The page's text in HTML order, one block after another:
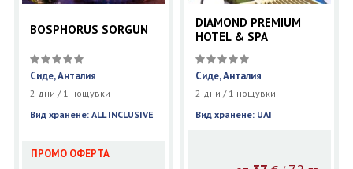
BOSPHORUS SORGUN
Сиде, Анталия
2 дни / 1 нощувки
Вид хранене: ALL INCLUSIVE
ПРОМО ОФЕРТА
DIAMOND PREMIUM
HOTEL & SPA
Сиде, Анталия
2 дни / 1 нощувки
Вид хранене: UAI